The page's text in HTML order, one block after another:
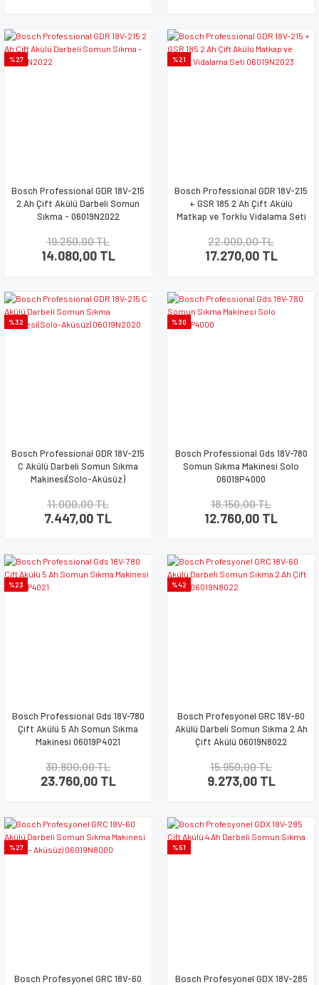
%27
Bosch Professional GDR 18V-215
2 Ah Çift Akülü Darbeli Somun
Sıkma - 06019N2022
19.250,00 TL
14.080,00 TL
%21
Bosch Professional GDR 18V-215
+ GSR 185 2 Ah Çift Akülü
Matkap ve Torklu Vidalama Seti
22.000,00 TL
17.270,00 TL
%32
Bosch Professional GDR 18V-215
C Akülü Darbeli Somun Sıkma
Makinesi(Solo-Aküsüz)
11.000,00 TL
7.447,00 TL
%30
Bosch Professional Gds 18V-780
Somun Sıkma Makinesi Solo
06019P4000
18.150,00 TL
12.760,00 TL
%23
Bosch Professional Gds 18V-780
Çift Akülü 5 Ah Somun Sıkma
Makinesi 06019P4021
30.800,00 TL
23.760,00 TL
%42
Bosch Profesyonel GRC 18V-60
Akülü Darbeli Somun Sıkma 2 Ah
Çift Akülü 06019N8022
15.950,00 TL
9.273,00 TL
%27
Bosch Profesyonel GRC 18V-60
%51
Bosch Profesyonel GDX 18V-285